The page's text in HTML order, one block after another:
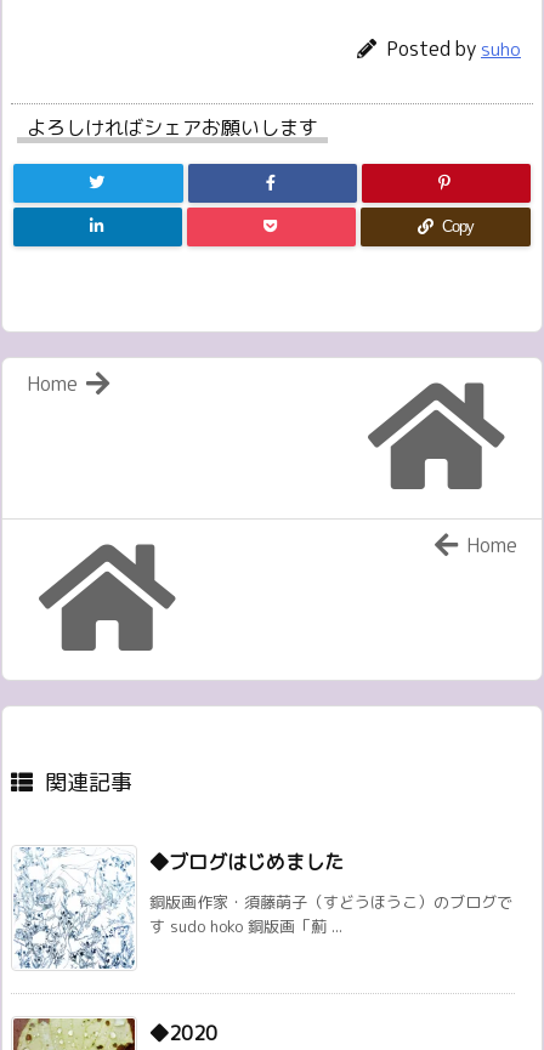
Posted by suho
よろしければシェアお願いします
Copy
Home
Home
関連記事
◆ブログはじめました
銅版画作家・須藤萌子（すどうほうこ）のブログで
す sudo hoko 銅版画「薊 ...
◆2020